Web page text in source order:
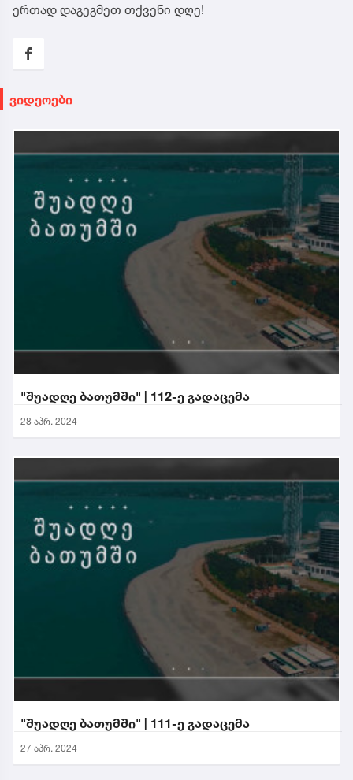
ერთად დაგეგმეთ თქვენი დღე!
ვიდეოები
"შუადღე ბათუმში" | 112-ე გადაცემა
28 აპრ. 2024
"შუადღე ბათუმში" | 111-ე გადაცემა
27 აპრ. 2024